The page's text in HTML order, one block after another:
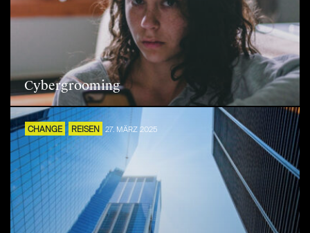
Cybergrooming
CHANGE REISEN 27. MÄRZ 2025